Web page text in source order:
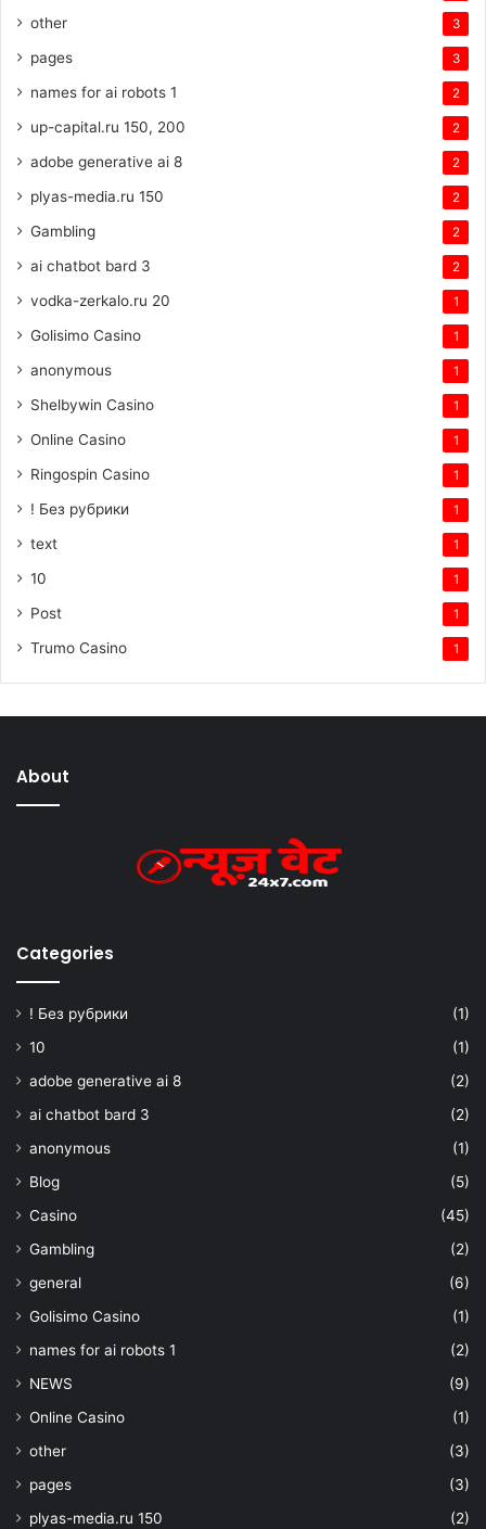
other 3
pages 3
names for ai robots 1 2
up-capital.ru 150, 200 2
adobe generative ai 8 2
plyas-media.ru 150 2
Gambling 2
ai chatbot bard 3 2
vodka-zerkalo.ru 20 1
Golisimo Casino 1
anonymous 1
Shelbywin Casino 1
Online Casino 1
Ringospin Casino 1
! Без рубрики 1
text 1
10 1
Post 1
Trumo Casino 1
About
Categories
! Без рубрики
(1)
10
(1)
adobe generative ai 8
(2)
ai chatbot bard 3
(2)
anonymous
(1)
Blog
(5)
Casino
(45)
Gambling
(2)
general
(6)
Golisimo Casino
(1)
names for ai robots 1
(2)
NEWS
(9)
Online Casino
(1)
other
(3)
pages
(3)
plyas-media.ru 150
(2)